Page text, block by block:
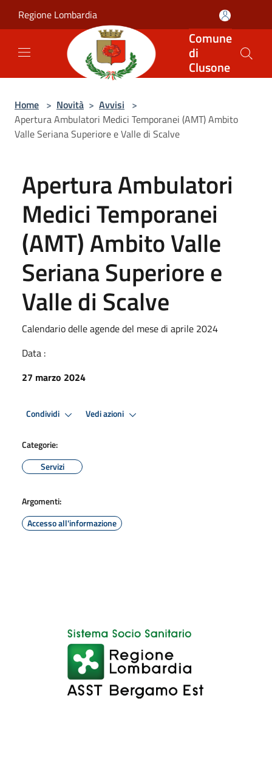
Regione Lombardia
Comune
di
Clusone
Home > Novità > Avvisi >
Apertura Ambulatori Medici Temporanei (AMT) Ambito
Valle Seriana Superiore e Valle di Scalve
Apertura Ambulatori
Medici Temporanei
(AMT) Ambito Valle
Seriana Superiore e
Valle di Scalve
Calendario delle agende del mese di aprile 2024
Data :
27 marzo 2024
Condividi Vedi azioni
Categorie:
Servizi
Argomenti:
Accesso all'informazione